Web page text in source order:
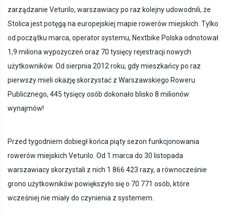
zarządzanie Veturilo, warszawiacy po raz kolejny udowodnili, że
Stolica jest potęgą na europejskiej mapie rowerów miejskich. Tylko
od początku marca, operator systemu, Nextbike Polska odnotował
1,9 miliona wypożyczeń oraz 70 tysięcy rejestracji nowych
użytkowników. Od sierpnia 2012 roku, gdy mieszkańcy po raz
pierwszy mieli okazję skorzystać z Warszawskiego Roweru
Publicznego, 445 tysięcy osób dokonało blisko 8 milionów
wynajmów!
Przed tygodniem dobiegł końca piąty sezon funkcjonowania
rowerów miejskich Veturilo. Od 1 marca do 30 listopada
warszawiacy skorzystali z nich 1 866 423 razy, a równocześnie
grono użytkowników powiększyło się o 70 771 osób, które
wcześniej nie miały do czynienia z systemem.